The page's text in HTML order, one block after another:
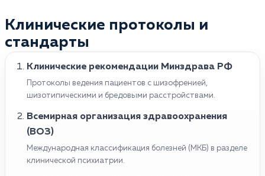
Клинические протоколы и
стандарты
Клинические рекомендации Минздрава РФ
Протоколы ведения пациентов с шизофренией,
шизотипическими и бредовыми расстройствами.
Всемирная организация здравоохранения
(ВОЗ)
Международная классификация болезней (МКБ) в разделе
клинической психиатрии.